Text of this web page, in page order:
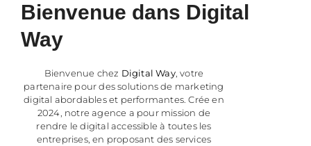
Bienvenue dans Digital
Way
Bienvenue chez Digital Way, votre
partenaire pour des solutions de marketing
digital abordables et performantes. Crée en
2024, notre agence a pour mission de
rendre le digital accessible à toutes les
entreprises, en proposant des services